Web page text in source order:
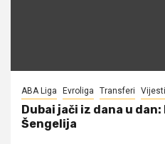
ABA Liga Evroliga Transferi Vijesti
Dubai jači iz dana u
Šengelija